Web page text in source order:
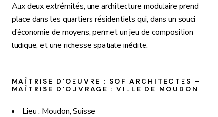
Aux deux extrémités, une architecture modulaire prend
place dans les quartiers résidentiels qui, dans un souci
d’économie de moyens, permet un jeu de composition
ludique, et une richesse spatiale inédite.
MAÎTRISE D’OEUVRE : SOF ARCHITECTES –
MAÎTRISE D’OUVRAGE : VILLE DE MOUDON
Lieu : Moudon, Suisse